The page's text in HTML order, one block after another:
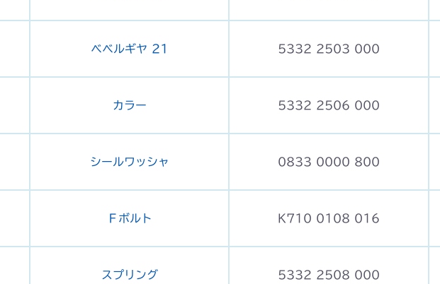
ベベルギヤ 21 5332 2503 000
カラー 5332 2506 000
シールワッシャ 0833 0000 800
Ｆボルト K710 0108 016
スプリング 5332 2508 000